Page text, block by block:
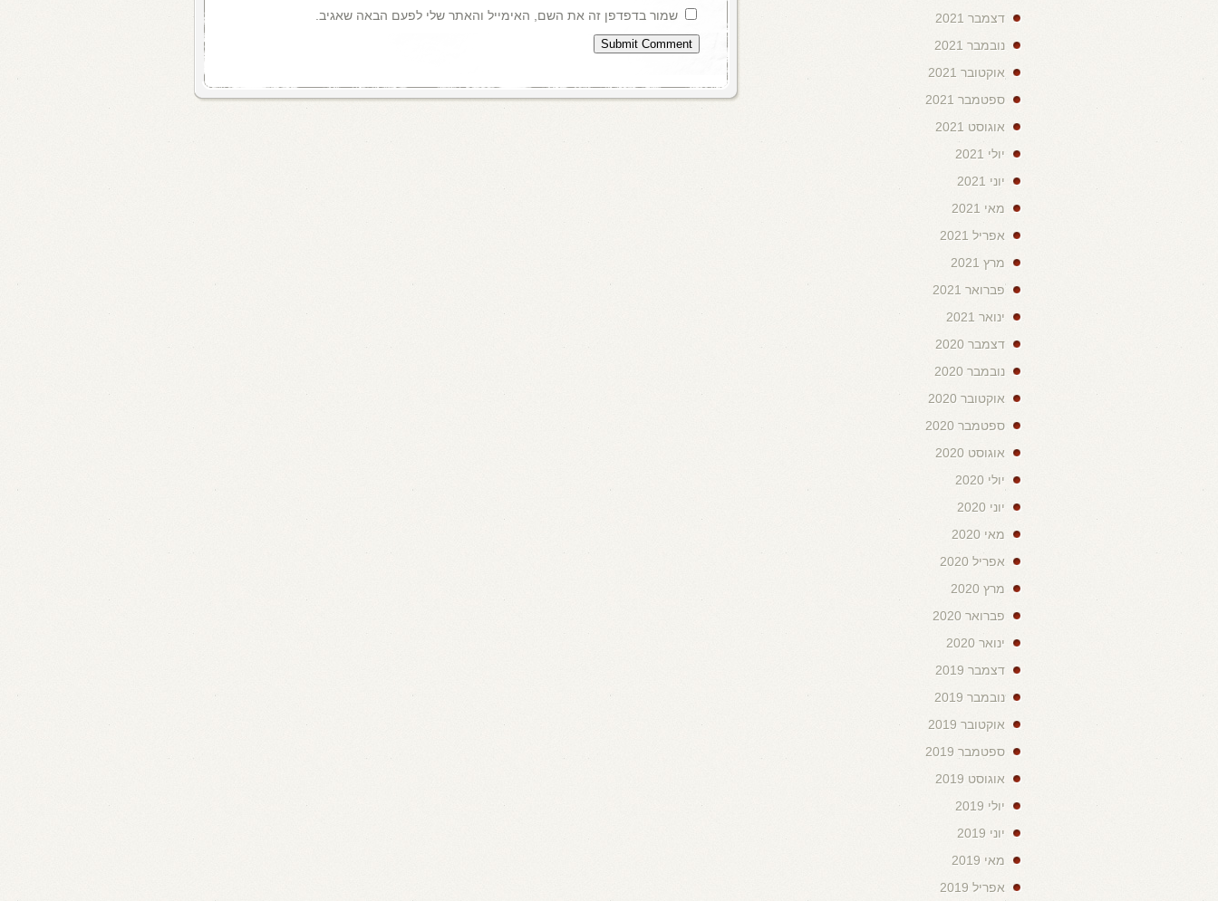
שמור בדפדפן זה את השם, האימייל והאתר שלי לפעם הבאה שאגיב.
דצמבר 2021
נובמבר 2021
אוקטובר 2021
ספטמבר 2021
אוגוסט 2021
יולי 2021
יוני 2021
מאי 2021
אפריל 2021
מרץ 2021
פברואר 2021
ינואר 2021
דצמבר 2020
נובמבר 2020
אוקטובר 2020
ספטמבר 2020
אוגוסט 2020
יולי 2020
יוני 2020
מאי 2020
אפריל 2020
מרץ 2020
פברואר 2020
ינואר 2020
דצמבר 2019
נובמבר 2019
אוקטובר 2019
ספטמבר 2019
אוגוסט 2019
יולי 2019
יוני 2019
מאי 2019
אפריל 2019